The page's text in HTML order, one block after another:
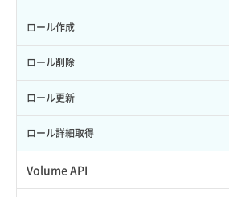
ロール作成
ロール削除
ロール更新
ロール詳細取得
Volume API